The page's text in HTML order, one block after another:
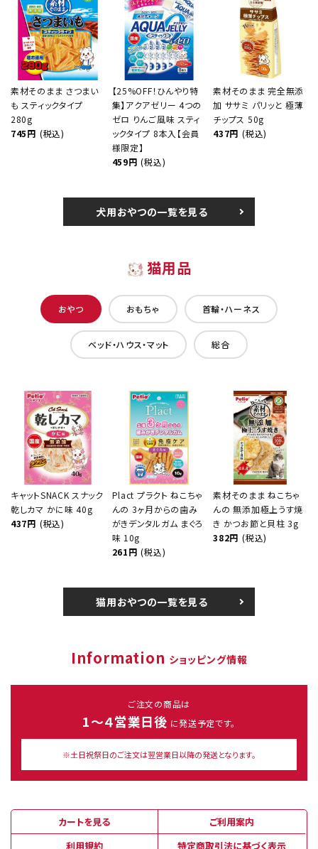
素材そのまま さつまい
も スティックタイプ
280g
745円 (税込)
【25%OFF！ひんやり特
集】アクアゼリー 4つの
ゼロ りんご風味 スティ
ックタイプ 8本入【会員
様限定】
459円 (税込)
素材そのまま 完全無添
加 ササミ パリッと 極薄
チップス 50g
437円 (税込)
犬用おやつの一覧を見る
猫用品
おやつ おもちゃ 首輪・ハーネス
ベッド・ハウス・マット 総合
キャットSNACK スナック
乾しカマ かに味 40g
437円 (税込)
Plact プラクト ねこちゃ
んの 3ヶ月からの歯み
がきデンタルガム まぐろ
味 10g
261円 (税込)
素材そのまま ねこちゃ
んの 無添加極上うす焼
き かつお節と貝柱 3g
382円 (税込)
猫用おやつの一覧を見る
Information ショッピング情報
ご注文の商品は
1～４営業日後 に発送予定です。
※土日祝祭日のご注文は翌営業日以降の発送となります。
カートを見る
ご利用案内
利用規約
特定商取引法に基づく表示